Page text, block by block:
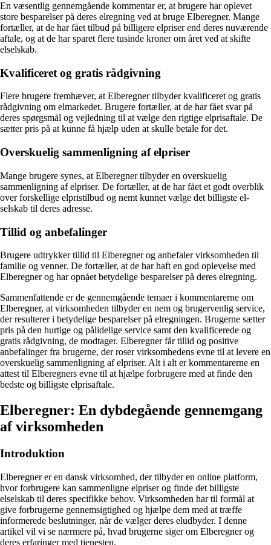
En væsentlig gennemgående kommentar er, at brugere har oplevet
store besparelser på deres elregning ved at bruge Elberegner. Mange
fortæller, at de har fået tilbud på billigere elpriser end deres nuværende
aftale, og at de har sparet flere tusinde kroner om året ved at skifte
elselskab.
Kvalificeret og gratis rådgivning
Flere brugere fremhæver, at Elberegner tilbyder kvalificeret og gratis
rådgivning om elmarkedet. Brugere fortæller, at de har fået svar på
deres spørgsmål og vejledning til at vælge den rigtige elprisaftale. De
sætter pris på at kunne få hjælp uden at skulle betale for det.
Overskuelig sammenligning af elpriser
Mange brugere synes, at Elberegner tilbyder en overskuelig
sammenligning af elpriser. De fortæller, at de har fået et godt overblik
over forskellige elpristilbud og nemt kunnet vælge det billigste el-
selskab til deres adresse.
Tillid og anbefalinger
Brugere udtrykker tillid til Elberegner og anbefaler virksomheden til
familie og venner. De fortæller, at de har haft en god oplevelse med
Elberegner og har opnået betydelige besparelser på deres elregning.
Sammenfattende er de gennemgående temaer i kommentarerne om
Elberegner, at virksomheden tilbyder en nem og brugervenlig service,
der resulterer i betydelige besparelser på elregningen. Brugerne sætter
pris på den hurtige og pålidelige service samt den kvalificerede og
gratis rådgivning, de modtager. Elberegner får tillid og positive
anbefalinger fra brugerne, der roser virksomhedens evne til at levere en
overskuelig sammenligning af elpriser. Alt i alt er kommentarerne en
attest til Elberegners evne til at hjælpe forbrugere med at finde den
bedste og billigste elprisaftale.
Elberegner: En dybdegående gennemgang
af virksomheden
Introduktion
Elberegner er en dansk virksomhed, der tilbyder en online platform,
hvor forbrugere kan sammenligne elpriser og finde det billigste
elselskab til deres specifikke behov. Virksomheden har til formål at
give forbrugerne gennemsigtighed og hjælpe dem med at træffe
informerede beslutninger, når de vælger deres eludbyder. I denne
artikel vil vi se nærmere på, hvad brugerne siger om Elberegner og
deres erfaringer med tjenesten.